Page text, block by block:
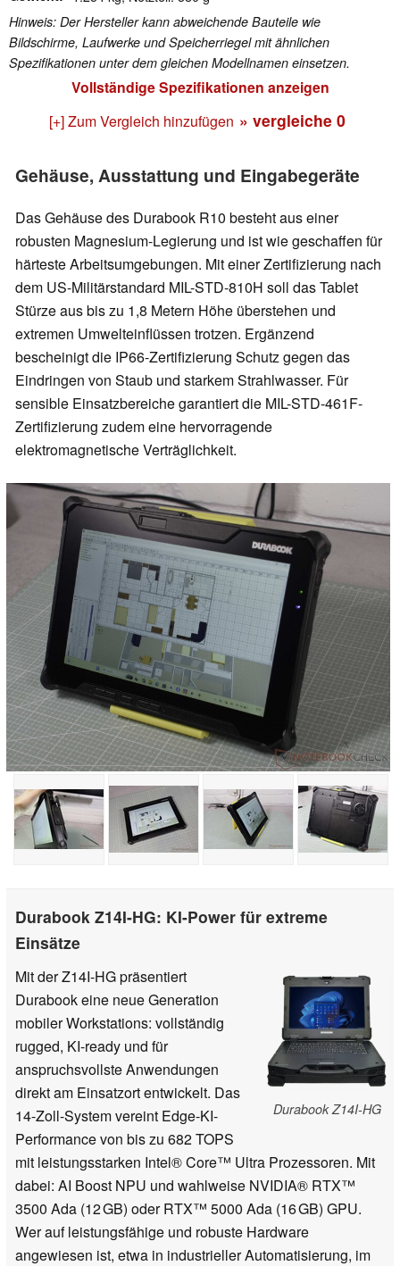
Hinweis: Der Hersteller kann abweichende Bauteile wie
Bildschirme, Laufwerke und Speicherriegel mit ähnlichen
Spezifikationen unter dem gleichen Modellnamen einsetzen.
Vollständige Spezifikationen anzeigen
[+] Zum Vergleich hinzufügen » vergleiche 0
Gehäuse, Ausstattung und Eingabegeräte
Das Gehäuse des Durabook R10 besteht aus einer
robusten Magnesium-Legierung und ist wie geschaffen für
härteste Arbeitsumgebungen. Mit einer Zertifizierung nach
dem US-Militärstandard MIL-STD-810H soll das Tablet
Stürze aus bis zu 1,8 Metern Höhe überstehen und
extremen Umwelteinflüssen trotzen. Ergänzend
bescheinigt die IP66-Zertifizierung Schutz gegen das
Eindringen von Staub und starkem Strahlwasser. Für
sensible Einsatzbereiche garantiert die MIL-STD-461F-
Zertifizierung zudem eine hervorragende
elektromagnetische Verträglichkeit.
Durabook Z14I-HG: KI-Power für extreme
Einsätze
Durabook Z14I-HG
Mit der Z14I-HG präsentiert
Durabook eine neue Generation
mobiler Workstations: vollständig
rugged, KI-ready und für
anspruchsvollste Anwendungen
direkt am Einsatzort entwickelt. Das
14-Zoll-System vereint Edge-KI-
Performance von bis zu 682 TOPS
mit leistungsstarken Intel® Core™ Ultra Prozessoren. Mit
dabei: AI Boost NPU und wahlweise NVIDIA® RTX™
3500 Ada (12 GB) oder RTX™ 5000 Ada (16 GB) GPU.
Wer auf leistungsfähige und robuste Hardware
angewiesen ist, etwa in industrieller Automatisierung, im